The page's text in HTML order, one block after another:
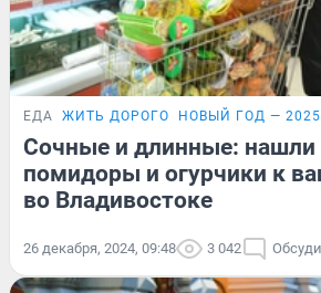
ЕДА ЖИТЬ ДОРОГО НОВЫЙ ГОД — 2025
Сочные и длинные:
помидоры и огурчики к
во Владивостоке
26 декабря, 2024, 09:48 3 042